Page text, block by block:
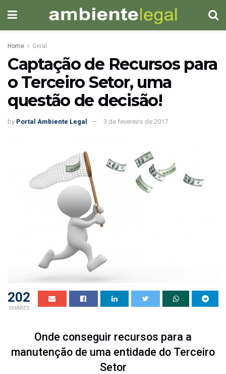
Home Geral
Captação de Recursos para
o Terceiro Setor, uma
questão de decisão!
by Portal Ambiente Legal 3 de fevereiro de 2017
202
SHARES
Onde conseguir recursos para a
manutenção de uma entidade do Terceiro
Setor